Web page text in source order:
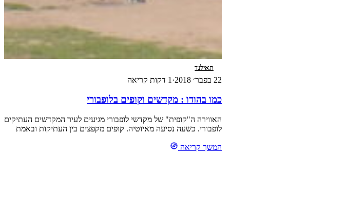
תאילנד
22 בפבר׳ 2018 · 1 דקות קריאה
כמו בהודו : מקדשים וקופים בלופבורי
האווירה ה"קופית" של מקדשי לופבורי מגיעים לעיר המקדשים העתיקים
לופבורי. כשעה נסיעה מאיוטיה. קופים מקפצים בין העתיקות ובאמת
בעיקר לאל שיווה ולאל בראהמה. (מהמיתולגיה ההינדית, שורשי
המשך קריאה